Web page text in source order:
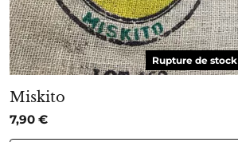
Rupture de stock
Miskito
7,90 €